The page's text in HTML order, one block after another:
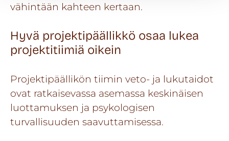
vähintään kahteen kertaan.
Hyvä projektipäällikkö osaa lukea
projektitiimiä oikein
Projektipäällikön tiimin veto- ja lukutaidot
ovat ratkaisevassa asemassa keskinäisen
luottamuksen ja psykologisen
turvallisuuden saavuttamisessa.